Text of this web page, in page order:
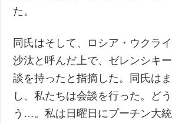
た。
同氏はそして、ロシア・ウクラ
沙汰と呼んだ上で、ゼレンシキ
談を持ったと指摘した。同氏は
し、私たちは会談を行った。ど
う…。私は日曜日にプーチン大